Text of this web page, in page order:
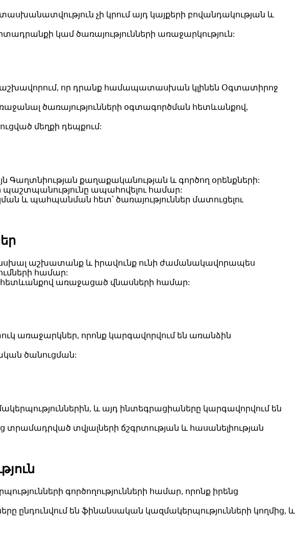
չի կրում այդ կայքերի բովանդակության և
կամ ծառայությունների առաջարկություն:
երաշխավորում, որ դրանք համապատասխան կլինեն Օգտատիրոջ
ծառայությունների օգտագործման հետևանքով,
մեղքի դեպքում:
քաղաքականության և գործող օրենքների:
պաշտպանությունը ապահովելու համար:
և պահպանման հետ՝ ծառայություններ մատուցելու
անսխալ աշխատանք և իրավունք ունի ժամանակավորապես
համար:
հետևանքով առաջացած վնասների համար:
առաջարկներ, որոնք կարգավորվում են առանձին
ծանուցման:
և այդ ինտեգրացիաները կարգավորվում են
տրամադրված տվյալների ճշգրտության և հասանելիության
գործողությունների համար, որոնք իրենց
ընդունվում են ֆինանսական կազմակերպությունների կողմից, և